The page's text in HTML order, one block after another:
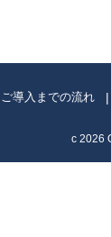
ご導入までの流れ
c 2026